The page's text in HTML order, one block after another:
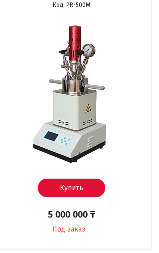
PR-500M
Купить
5 000 000 ₸
Под заказ